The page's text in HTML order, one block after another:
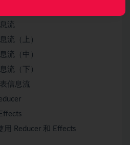
流
流（上）
流（中）
流（下）
信息流
用 Reducer 和 Effects